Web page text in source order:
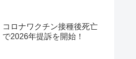
コロナワクチン接種後死亡
で2026年提訴を開始！